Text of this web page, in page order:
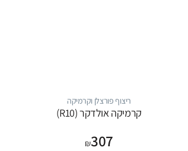
ריצוף פורצלן וקרמיקה
קרמיקה אולדקר (R10)
₪307